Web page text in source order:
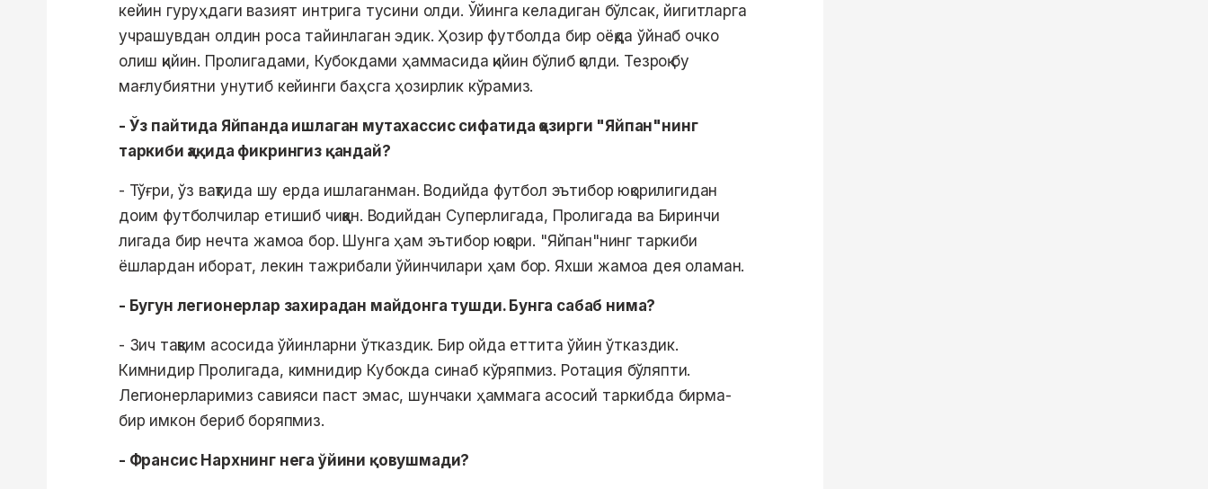
кейин гуруҳдаги вазият интрига тусини олди. Ўйинга келадиган бўлсак, йигитларга
учрашувдан олдин роса тайинлаган эдик. Ҳозир футболда бир оёқда ўйнаб очко
олиш қийин. Пролигадами, Кубокдами ҳаммасида қийин бўлиб қолди. Тезроқ бу
мағлубиятни унутиб кейинги баҳсга ҳозирлик кўрамиз.
- Ўз пайтида Яйпанда ишлаган мутахассис сифатида ҳозирги "Яйпан"нинг
таркиби ҳақида фикрингиз қандай?
- Тўғри, ўз вақтида шу ерда ишлаганман. Водийда футбол эътибор юқорилигидан
доим футболчилар етишиб чиққан. Водийдан Суперлигада, Пролигада ва Биринчи
лигада бир нечта жамоа бор. Шунга ҳам эътибор юқори. "Яйпан"нинг таркиби
ёшлардан иборат, лекин тажрибали ўйинчилари ҳам бор. Яхши жамоа дея оламан.
- Бугун легионерлар захирадан майдонга тушди. Бунга сабаб нима?
- Зич тақвим асосида ўйинларни ўтказдик. Бир ойда еттита ўйин ўтказдик.
Кимнидир Пролигада, кимнидир Кубокда синаб кўряпмиз. Ротация бўляпти.
Легионерларимиз савияси паст эмас, шунчаки ҳаммага асосий таркибда бирма-
бир имкон бериб боряпмиз.
- Франсис Нархнинг нега ўйини қовушмади?